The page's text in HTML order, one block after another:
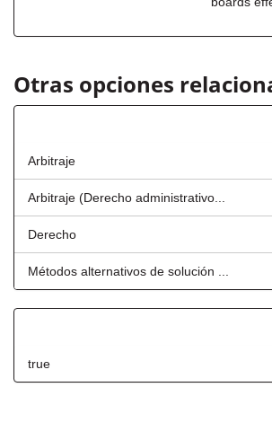
Otras opciones
Arbitraje
Arbitraje (Derecho administrativo...
Derecho
Métodos alternativos de solución ...
true